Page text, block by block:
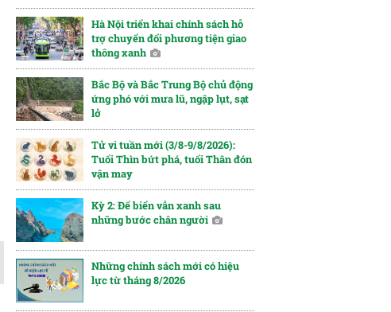
Hà Nội triển khai chính sách hỗ
trợ chuyển đổi phương tiện giao
thông xanh
Bắc Bộ và Bắc Trung Bộ chủ động
ứng phó với mưa lũ, ngập lụt, sạt
lở
Tử vi tuần mới (3/8-9/8/2026):
Tuổi Thìn bứt phá, tuổi Thân đón
vận may
Kỳ 2: Để biển vẫn xanh sau
những bước chân người
Những chính sách mới có hiệu
lực từ tháng 8/2026